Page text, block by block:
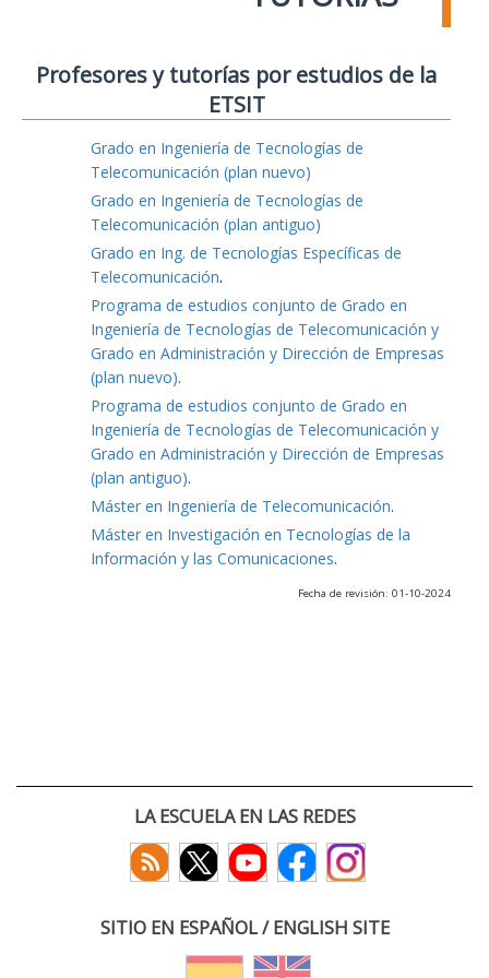
Profesores y tutorías por estudios de la
ETSIT
Grado en Ingeniería de Tecnologías de
Telecomunicación (plan nuevo)
Grado en Ingeniería de Tecnologías de
Telecomunicación (plan antiguo)
Grado en Ing. de Tecnologías Específicas de
Telecomunicación.
Programa de estudios conjunto de Grado en
Ingeniería de Tecnologías de Telecomunicación y
Grado en Administración y Dirección de Empresas
(plan nuevo).
Programa de estudios conjunto de Grado en
Ingeniería de Tecnologías de Telecomunicación y
Grado en Administración y Dirección de Empresas
(plan antiguo).
Máster en Ingeniería de Telecomunicación.
Máster en Investigación en Tecnologías de la
Información y las Comunicaciones.
Fecha de revisión: 01-10-2024
LA ESCUELA EN LAS REDES
SITIO EN ESPAÑOL / ENGLISH SITE